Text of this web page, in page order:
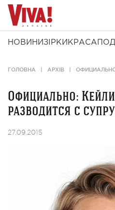
НОВИНИ ЗІРКИ КРАСА
ГОЛОВНА АРХІВ
Официально:
разводится с
27.09.2015